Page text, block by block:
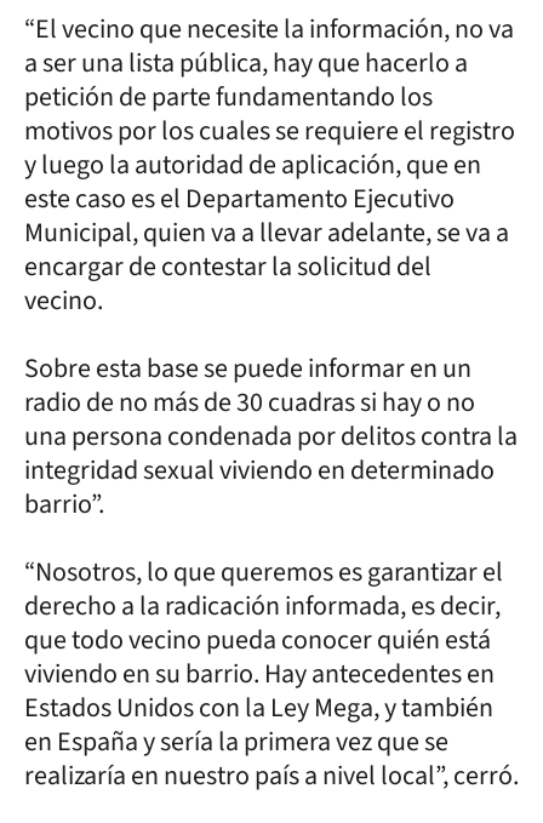
“El vecino que necesite la información, no va
a ser una lista pública, hay que hacerlo a
petición de parte fundamentando los
motivos por los cuales se requiere el registro
y luego la autoridad de aplicación, que en
este caso es el Departamento Ejecutivo
Municipal, quien va a llevar adelante, se va a
encargar de contestar la solicitud del
vecino.
Sobre esta base se puede informar en un
radio de no más de 30 cuadras si hay o no
una persona condenada por delitos contra la
integridad sexual viviendo en determinado
barrio”.
“Nosotros, lo que queremos es garantizar el
derecho a la radicación informada, es decir,
que todo vecino pueda conocer quién está
viviendo en su barrio. Hay antecedentes en
Estados Unidos con la Ley Mega, y también
en España y sería la primera vez que se
realizaría en nuestro país a nivel local”, cerró.